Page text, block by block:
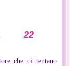
che ci tentano